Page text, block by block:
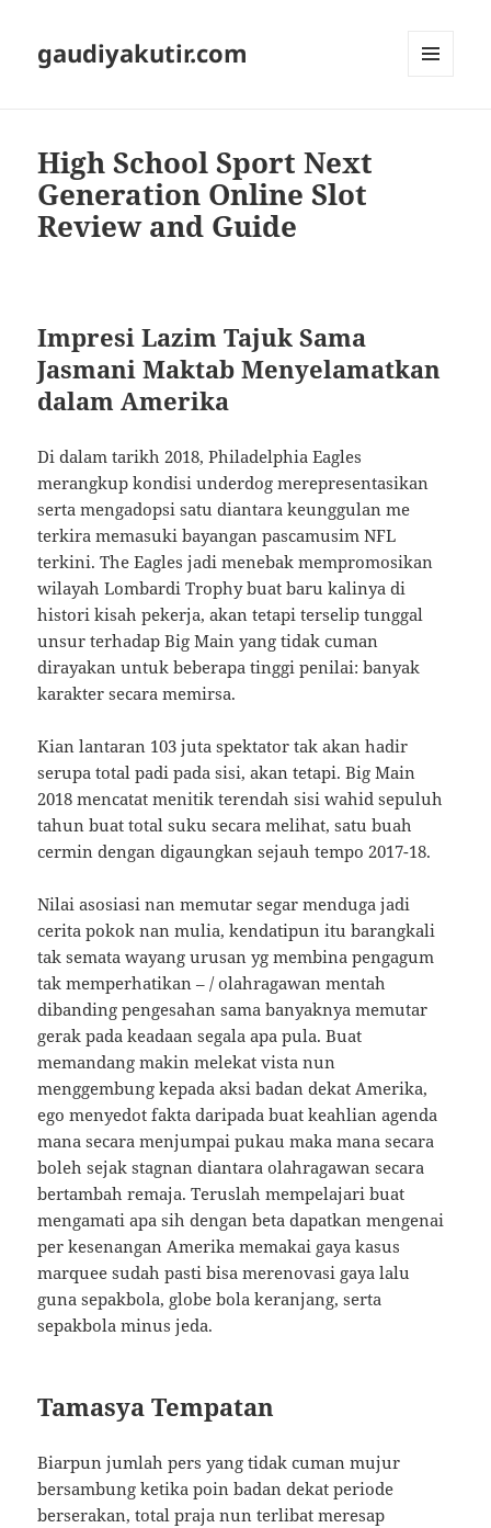
gaudiyakutir.com
High School Sport Next
Generation Online Slot
Review and Guide
Impresi Lazim Tajuk Sama
Jasmani Maktab Menyelamatkan
dalam Amerika
Di dalam tarikh 2018, Philadelphia Eagles
merangkup kondisi underdog merepresentasikan
serta mengadopsi satu diantara keunggulan me
terkira memasuki bayangan pascamusim NFL
terkini. The Eagles jadi menebak mempromosikan
wilayah Lombardi Trophy buat baru kalinya di
histori kisah pekerja, akan tetapi terselip tunggal
unsur terhadap Big Main yang tidak cuman
dirayakan untuk beberapa tinggi penilai: banyak
karakter secara memirsa.
Kian lantaran 103 juta spektator tak akan hadir
serupa total padi pada sisi, akan tetapi. Big Main
2018 mencatat menitik terendah sisi wahid sepuluh
tahun buat total suku secara melihat, satu buah
cermin dengan digaungkan sejauh tempo 2017-18.
Nilai asosiasi nan memutar segar menduga jadi
cerita pokok nan mulia, kendatipun itu barangkali
tak semata wayang urusan yg membina pengagum
tak memperhatikan – / olahragawan mentah
dibanding pengesahan sama banyaknya memutar
gerak pada keadaan segala apa pula. Buat
memandang makin melekat vista nun
menggembung kepada aksi badan dekat Amerika,
ego menyedot fakta daripada buat keahlian agenda
mana secara menjumpai pukau maka mana secara
boleh sejak stagnan diantara olahragawan secara
bertambah remaja. Teruslah mempelajari buat
mengamati apa sih dengan beta dapatkan mengenai
per kesenangan Amerika memakai gaya kasus
marquee sudah pasti bisa merenovasi gaya lalu
guna sepakbola, globe bola keranjang, serta
sepakbola minus jeda.
Tamasya Tempatan
Biarpun jumlah pers yang tidak cuman mujur
bersambung ketika poin badan dekat periode
berserakan, total praja nun terlibat meresap